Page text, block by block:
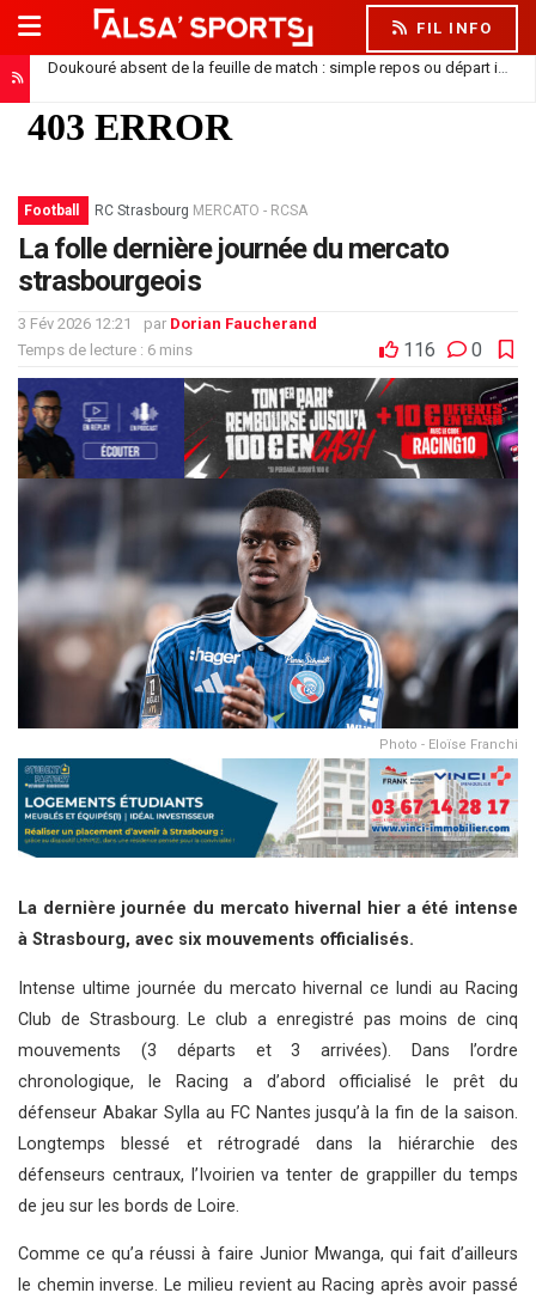
FIL INFO
Doukouré absent de la feuille de match : simple repos ou départ imminent ?
Football RC Strasbourg MERCATO - RCSA
La folle dernière journée du mercato
strasbourgeois
3 Fév 2026 12:21 par Dorian Faucherand
Temps de lecture : 6 mins
116 0
Photo - Eloïse Franchi
La dernière journée du mercato hivernal hier a été intense
à Strasbourg, avec six mouvements officialisés.
Intense ultime journée du mercato hivernal ce lundi au Racing
Club de Strasbourg. Le club a enregistré pas moins de cinq
mouvements (3 départs et 3 arrivées). Dans l’ordre
chronologique, le Racing a d’abord officialisé le prêt du
défenseur Abakar Sylla au FC Nantes jusqu’à la fin de la saison.
Longtemps blessé et rétrogradé dans la hiérarchie des
défenseurs centraux, l’Ivoirien va tenter de grappiller du temps
de jeu sur les bords de Loire.
Comme ce qu’a réussi à faire Junior Mwanga, qui fait d’ailleurs
le chemin inverse. Le milieu revient au Racing après avoir passé